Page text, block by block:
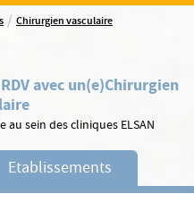
/ Chirurgien vasculaire
avec un(e)Chirurgien
sein des cliniques ELSAN
Etablissements